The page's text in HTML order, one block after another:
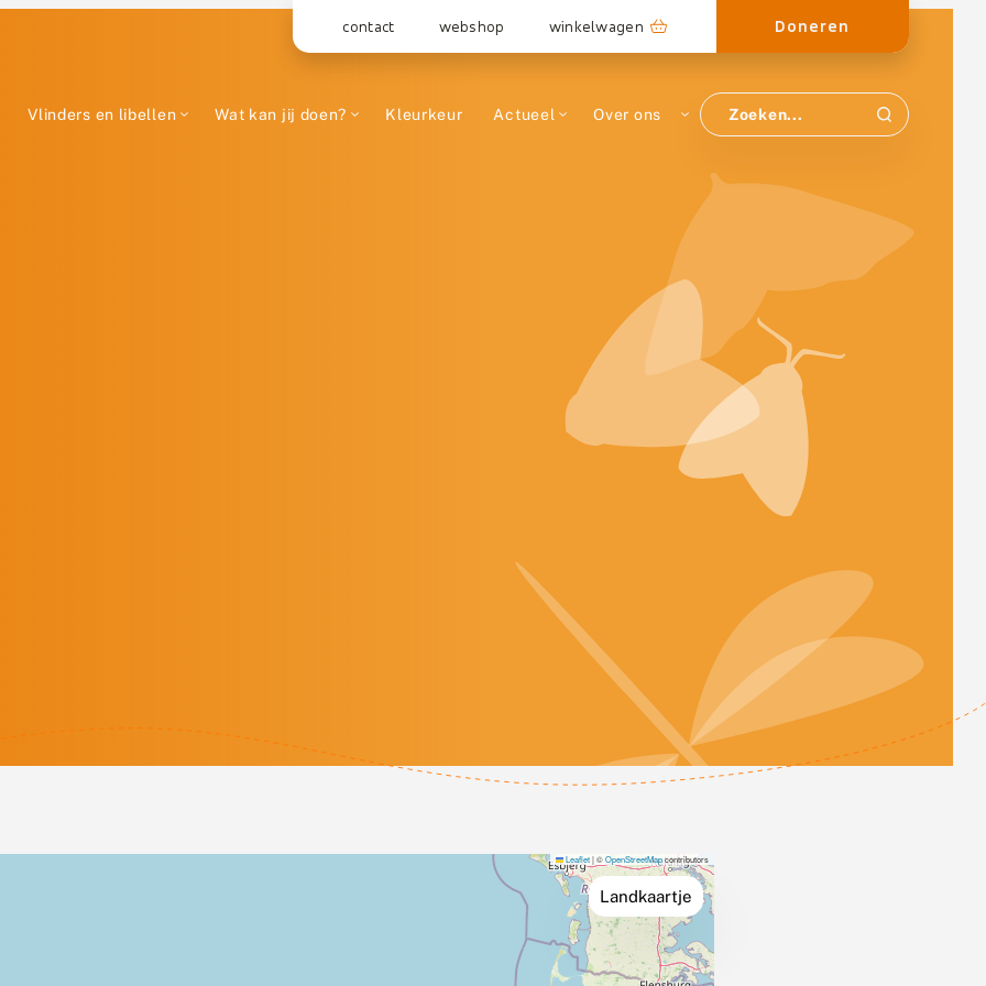
contact webshop winkelwagen Doneren
Vlinders en libellen Wat kan jij doen? Kleurkeur Actueel Over ons
Landkaartje
Leaflet|©OpenStreetMapcontributors